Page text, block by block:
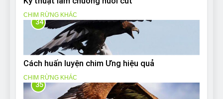
CHIM RỪNG KHÁC
34
Cách huấn luyện chim Ưng hiệu quả
CHIM RỪNG KHÁC
35